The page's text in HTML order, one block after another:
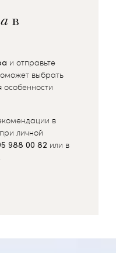
в
и отправьте
выбрать
особенности
в
личной
988 00 82 или в